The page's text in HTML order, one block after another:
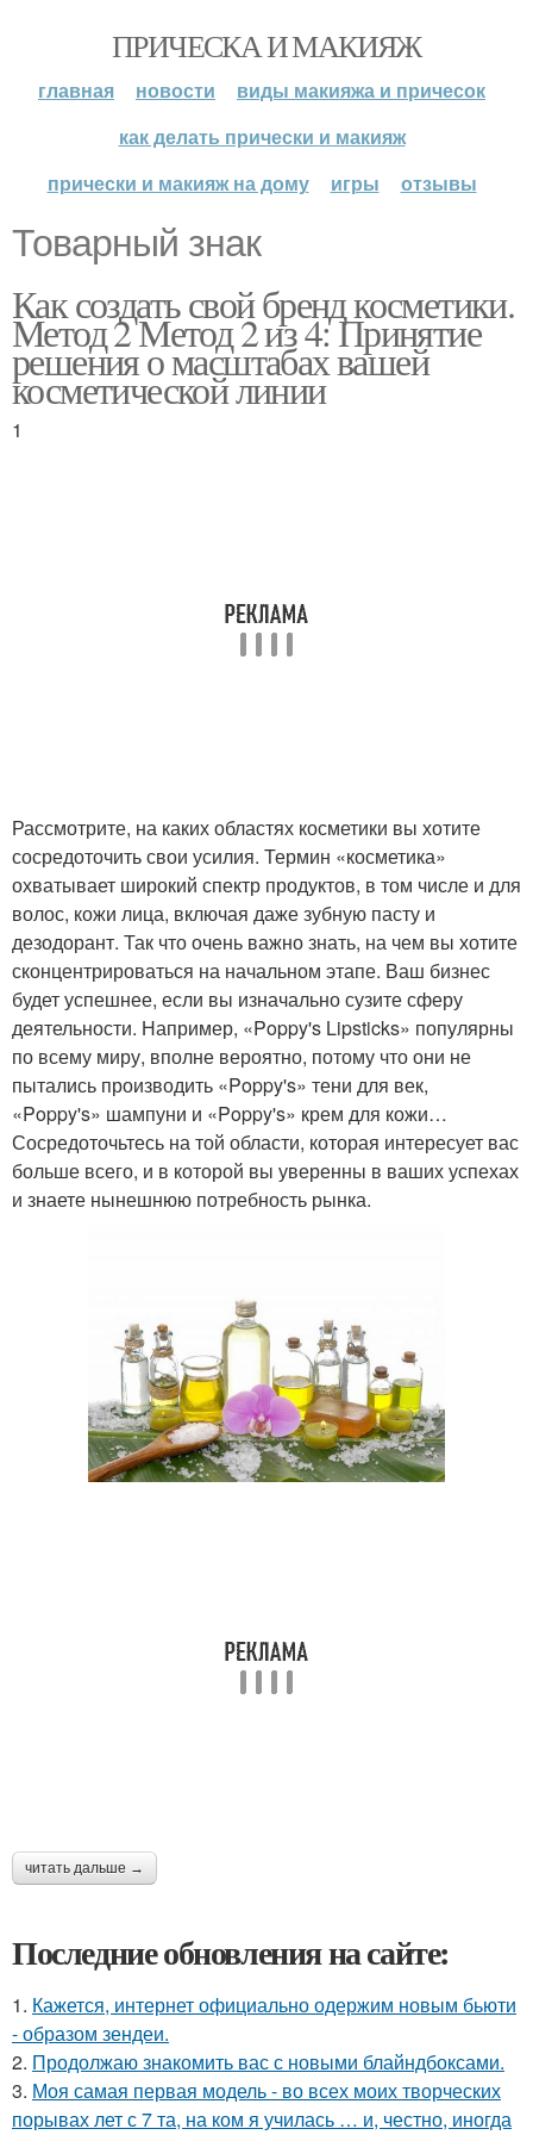
ПРИЧЕСКА И МАКИЯЖ
главная новости
виды макияжа и причесок
как делать прически и макияж
прически и макияж на дому
игры отзывы
Товарный знак
Как создать свой бренд косметики.
Метод 2 Метод 2 из 4: Принятие
решения о масштабах вашей
косметической линии
1
Рассмотрите, на каких областях косметики вы хотите
сосредоточить свои усилия. Термин «косметика»
охватывает широкий спектр продуктов, в том числе и для
волос, кожи лица, включая даже зубную пасту и
дезодорант. Так что очень важно знать, на чем вы хотите
сконцентрироваться на начальном этапе. Ваш бизнес
будет успешнее, если вы изначально сузите сферу
деятельности. Например, «Poppy's Lipsticks» популярны
по всему миру, вполне вероятно, потому что они не
пытались производить «Poppy's» тени для век,
«Poppy's» шампуни и «Poppy's» крем для кожи…
Сосредоточьтесь на той области, которая интересует вас
больше всего, и в которой вы уверенны в ваших успехах
и знаете нынешнюю потребность рынка.
читать дальше →
Последние обновления на сайте:
1. Кажется, интернет официально одержим новым бьюти
- образом зендеи.
2. Продолжаю знакомить вас с новыми блайндбоксами.
3. Моя самая первая модель - во всех моих творческих
порывах лет с 7 та, на ком я училась … и, честно, иногда